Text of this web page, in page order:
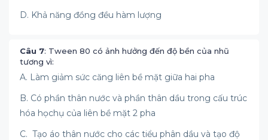
D. Khả năng đồng đều hàm lượng
Câu 7: Tween 80 có ảnh hưởng đến độ bền của nhũ
tương vì:
A. Làm giảm sức căng liên bề mặt giữa hai pha
B. Có phần thân nước và phần thân dầu trong cấu trúc
hóa họchụ của liên bề mặt 2 pha
C. Tạo áo thân nước cho các tiểu phân dầu và tạo độ